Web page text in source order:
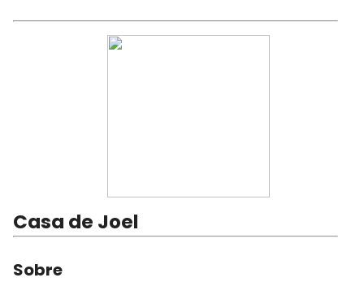
Casa de Joel
Sobre